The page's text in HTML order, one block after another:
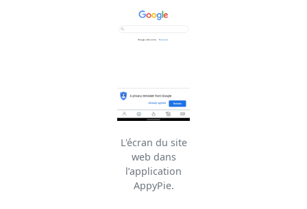
L'écran du site
web dans
l’application
AppyPie.